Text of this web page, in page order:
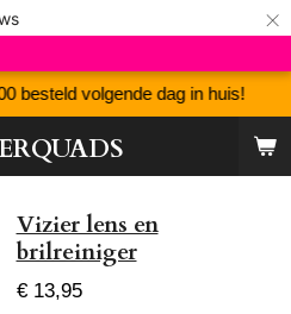
×
besteld volgende dag in huis!
Vizier lens en
brilreiniger
€ 13,95